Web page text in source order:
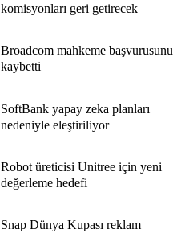
komisyonları geri getirecek
Broadcom mahkeme başvurusunu
kaybetti
SoftBank yapay zeka planları
nedeniyle eleştiriliyor
Robot üreticisi Unitree için yeni
değerleme hedefi
Snap Dünya Kupası reklam